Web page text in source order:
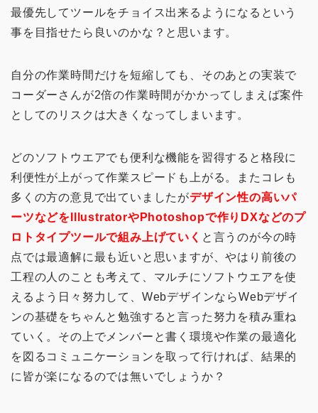
最優先してツールをチョイス出来るようになるという
事を目指せたら良いのかな？と思います。
自分の作業時間だけを短縮しても、そのあとの実装で
コーダーさんが2倍の作業時間がかかってしまえば案件
としてのリスクは大きくなってしまいます。
どのソフトウエアでも便利な機能を習得すると格段に
利便性が上がって作業スピードも上がる。またコレも
多くの方の意見で出ていましたがデザイン性の高いパ
ーツなどをIllustratorやPhotoshopで作りDXなどのプ
ロトタイプツールで組み上げていく と言うのが今の時
点では最適解に最も近いと思いますが、やはり前後の
工程の人のことも考えて、マルチにソフトウエアを使
えるよう日々努力して、WebデザインならWebデザイ
ンの基礎をちゃんと勉強すると言った努力を積み重ね
ていく。その上でメンバーと書く環境や作業の最適化
を図るコミュニケーションを取って行ければ、結果的
に皆が楽になるのでは無いでしょうか？